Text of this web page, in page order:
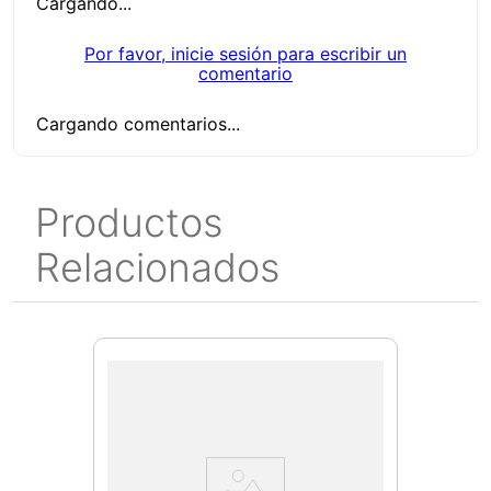
Por favor, inicie sesión para escribir un
comentario
Cargando comentarios...
Productos
Relacionados